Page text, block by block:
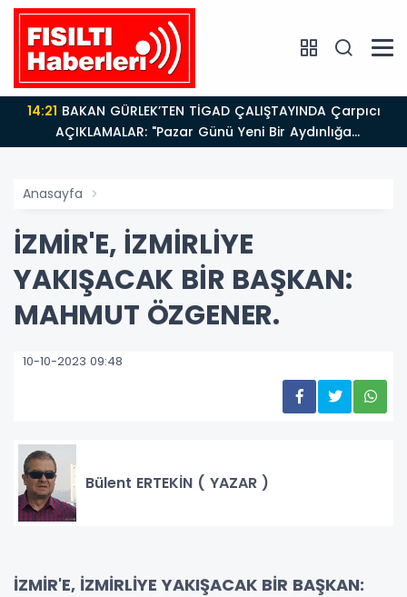
14:21
AÇIKLAMALAR: "Pazar Günü Yeni Bir Aydınlığa
Uyanacağız"
Anasayfa
İZMİR'E, İZMİRLİYE
YAKIŞACAK BİR BAŞKAN:
MAHMUT ÖZGENER.
10-10-2023 09:48
Bülent ERTEKİN ( YAZAR )
İZMİR'E, İZMİRLİYE YAKIŞACAK BİR BAŞKAN: